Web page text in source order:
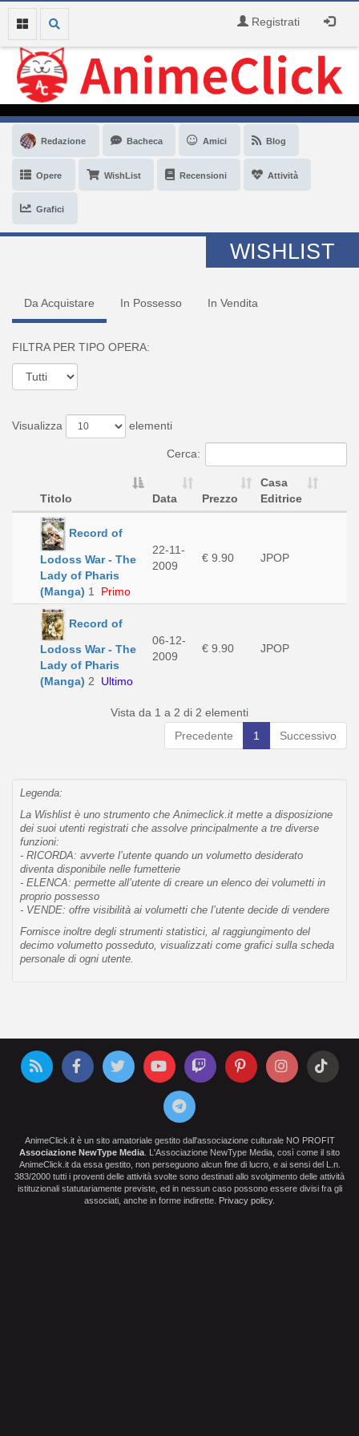
Registrati
Redazione Bacheca Amici Blog
Opere WishList Recensioni Attività
Grafici
WISHLIST
Da Acquistare In Possesso In Vendita
FILTRA PER TIPO OPERA:
Visualizza elementi
Cerca:
Titolo Data Prezzo
Casa
Editrice
Record of
Lodoss War - The
Lady of Pharis
(Manga) 1 Primo
22-11-
2009
€ 9.90 JPOP
Record of
Lodoss War - The
Lady of Pharis
(Manga) 2 Ultimo
06-12-
2009
€ 9.90 JPOP
Vista da 1 a 2 di 2 elementi
Precedente
1 Successivo
Legenda:
La Wishlist è uno strumento che Animeclick.it mette a disposizione
dei suoi utenti registrati che assolve principalmente a tre diverse
funzioni:
- RICORDA: avverte l’utente quando un volumetto desiderato
diventa disponibile nelle fumetterie
- ELENCA: permette all’utente di creare un elenco dei volumetti in
proprio possesso
- VENDE: offre visibilità ai volumetti che l’utente decide di vendere
Fornisce inoltre degli strumenti statistici, al raggiungimento del
decimo volumetto posseduto, visualizzati come grafici sulla scheda
personale di ogni utente.
AnimeClick.it è un sito amatoriale gestito dall'associazione culturale NO PROFIT
Associazione NewType Media . L'Associazione NewType Media, così come il sito
AnimeClick.it da essa gestito, non perseguono alcun fine di lucro, e ai sensi del L.n.
383/2000 tutti i proventi delle attività svolte sono destinati allo svolgimento delle attività
istituzionali statutariamente previste, ed in nessun caso possono essere divisi fra gli
associati, anche in forme indirette. Privacy policy.